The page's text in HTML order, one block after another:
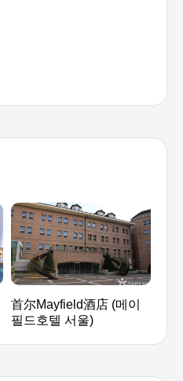
首尔Mayfield酒店 (메이
필드호텔 서울)